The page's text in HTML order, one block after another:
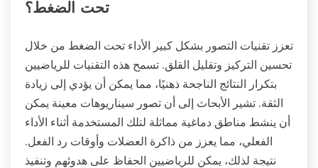
تحت الضغط؟
تعزز تقنيات التصور بشكل كبير الأداء تحت الضغط من خلال
تحسين التركيز وتقليل القلق. تسمح هذه التقنيات للرياضيين
بتكرار النتائج الناجحة ذهنيًا، مما يمكن أن يؤدي إلى زيادة
الثقة. تشير الأبحاث إلى أن تصور سيناريوهات معينة يمكن
أن ينشط مناطق دماغية مماثلة لتلك المستخدمة أثناء الأداء
الفعلي، مما يعزز من ذاكرة العضلات وأوقات رد الفعل.
نتيجة لذلك، يمكن للرياضيين الحفاظ على هدوئهم وتنفيذ